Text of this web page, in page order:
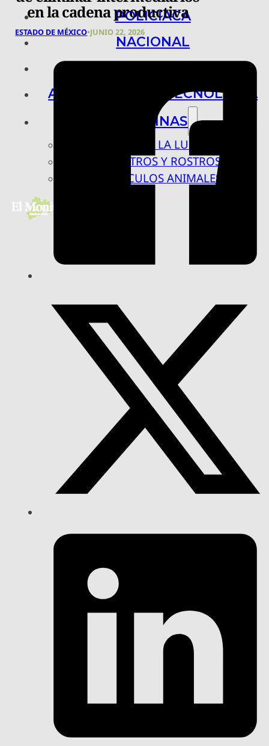
POLICIACA
NACIONAL
ARTE, CIENCIA Y TECNOLOGÍA
COLUMNAS
BAJO LA LUPA
RASTROS Y ROSTROS
VÍNCULOS ANIMALES
en la cadena productiva
ESTADO DE MÉXICO•JUNIO 22, 2026